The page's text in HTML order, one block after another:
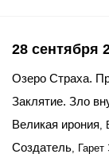
28 сентября
Озеро Страха.
Заклятие. Зло
Великая ирония,
Создатель,